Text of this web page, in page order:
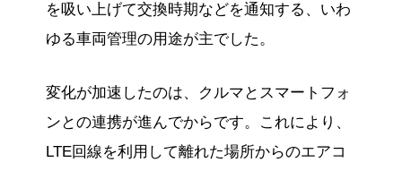
を吸い上げて交換時期などを通知する、いわ
ゆる車両管理の用途が主でした。
変化が加速したのは、クルマとスマートフォ
ンとの連携が進んでからです。これにより、
LTE回線を利用して離れた場所からのエアコ